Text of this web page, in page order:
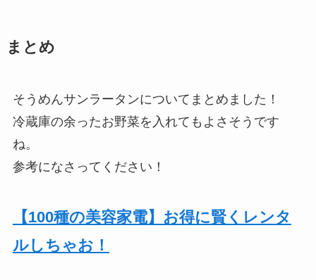
まとめ
そうめんサンラータンについてまとめました！
冷蔵庫の余ったお野菜を入れてもよさそうです
ね。
参考になさってください！
【100種の美容家電】お得に賢くレンタ
ルしちゃお！